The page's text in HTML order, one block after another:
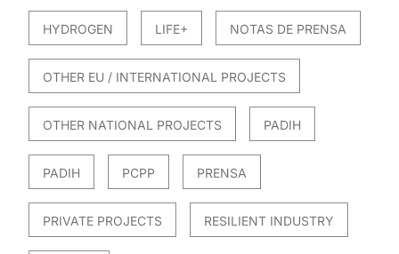
HYDROGEN LIFE+ NOTAS DE PRENSA
OTHER EU / INTERNATIONAL PROJECTS
OTHER NATIONAL PROJECTS PADIH
PADIH PCPP PRENSA
PRIVATE PROJECTS RESILIENT INDUSTRY